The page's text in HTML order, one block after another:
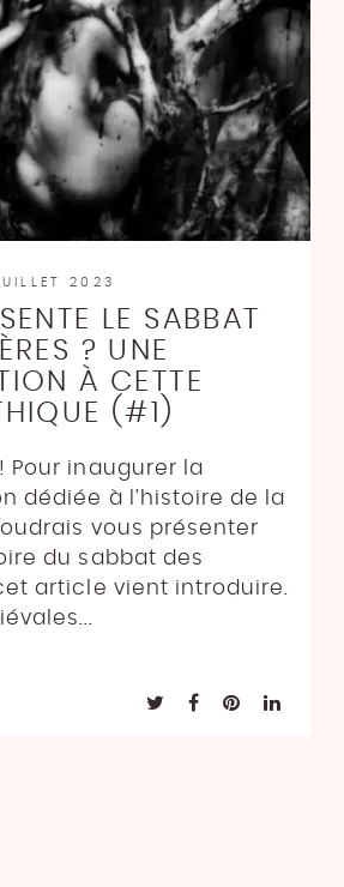
2023
LE SABBAT
? UNE
À CETTE
(#1)
Pour inaugurer la
dédiée à l’histoire de la
vous présenter
du sabbat des
article vient introduire.